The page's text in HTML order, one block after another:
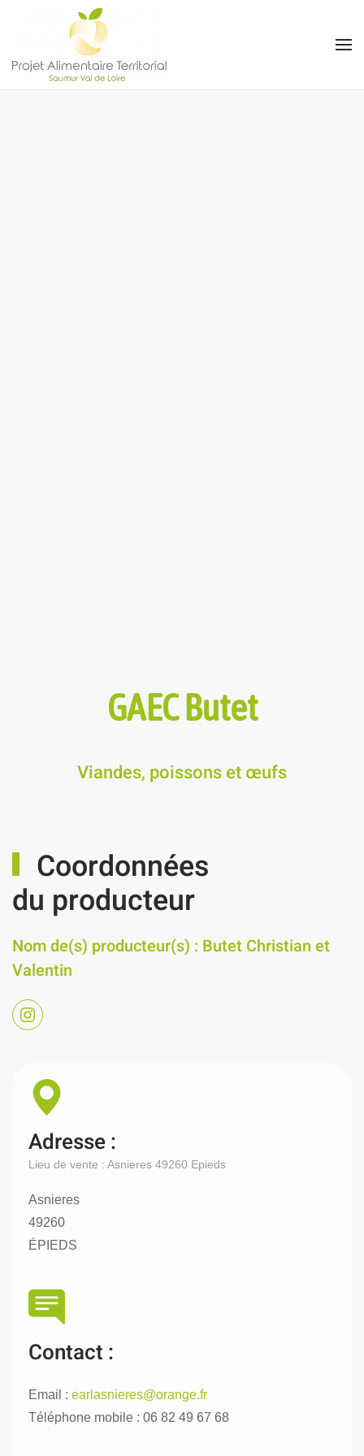
GAEC Butet
Viandes, poissons et œufs
Coordonnées
du producteur
Nom de(s) producteur(s) : Butet Christian et
Valentin
Adresse :
Lieu de vente : Asnieres 49260 Epieds
Asnieres
49260
ÉPIEDS
Contact :
Email : earlasnieres@orange.fr
Téléphone mobile : 06 82 49 67 68